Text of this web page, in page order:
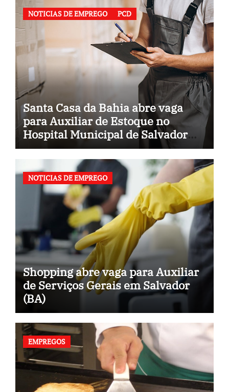
NOTICIAS DE EMPREGO PCD
Santa Casa da Bahia abre vaga
para Auxiliar de Estoque no
Hospital Municipal de Salvador
(BA)
NOTICIAS DE EMPREGO
Shopping abre vaga para Auxiliar
de Serviços Gerais em Salvador
(BA)
EMPREGOS